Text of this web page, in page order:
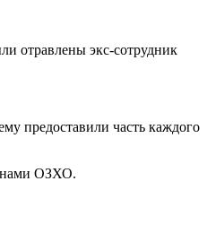
отравлены экс-сотрудник
предоставили часть каждого
ОЗХО.